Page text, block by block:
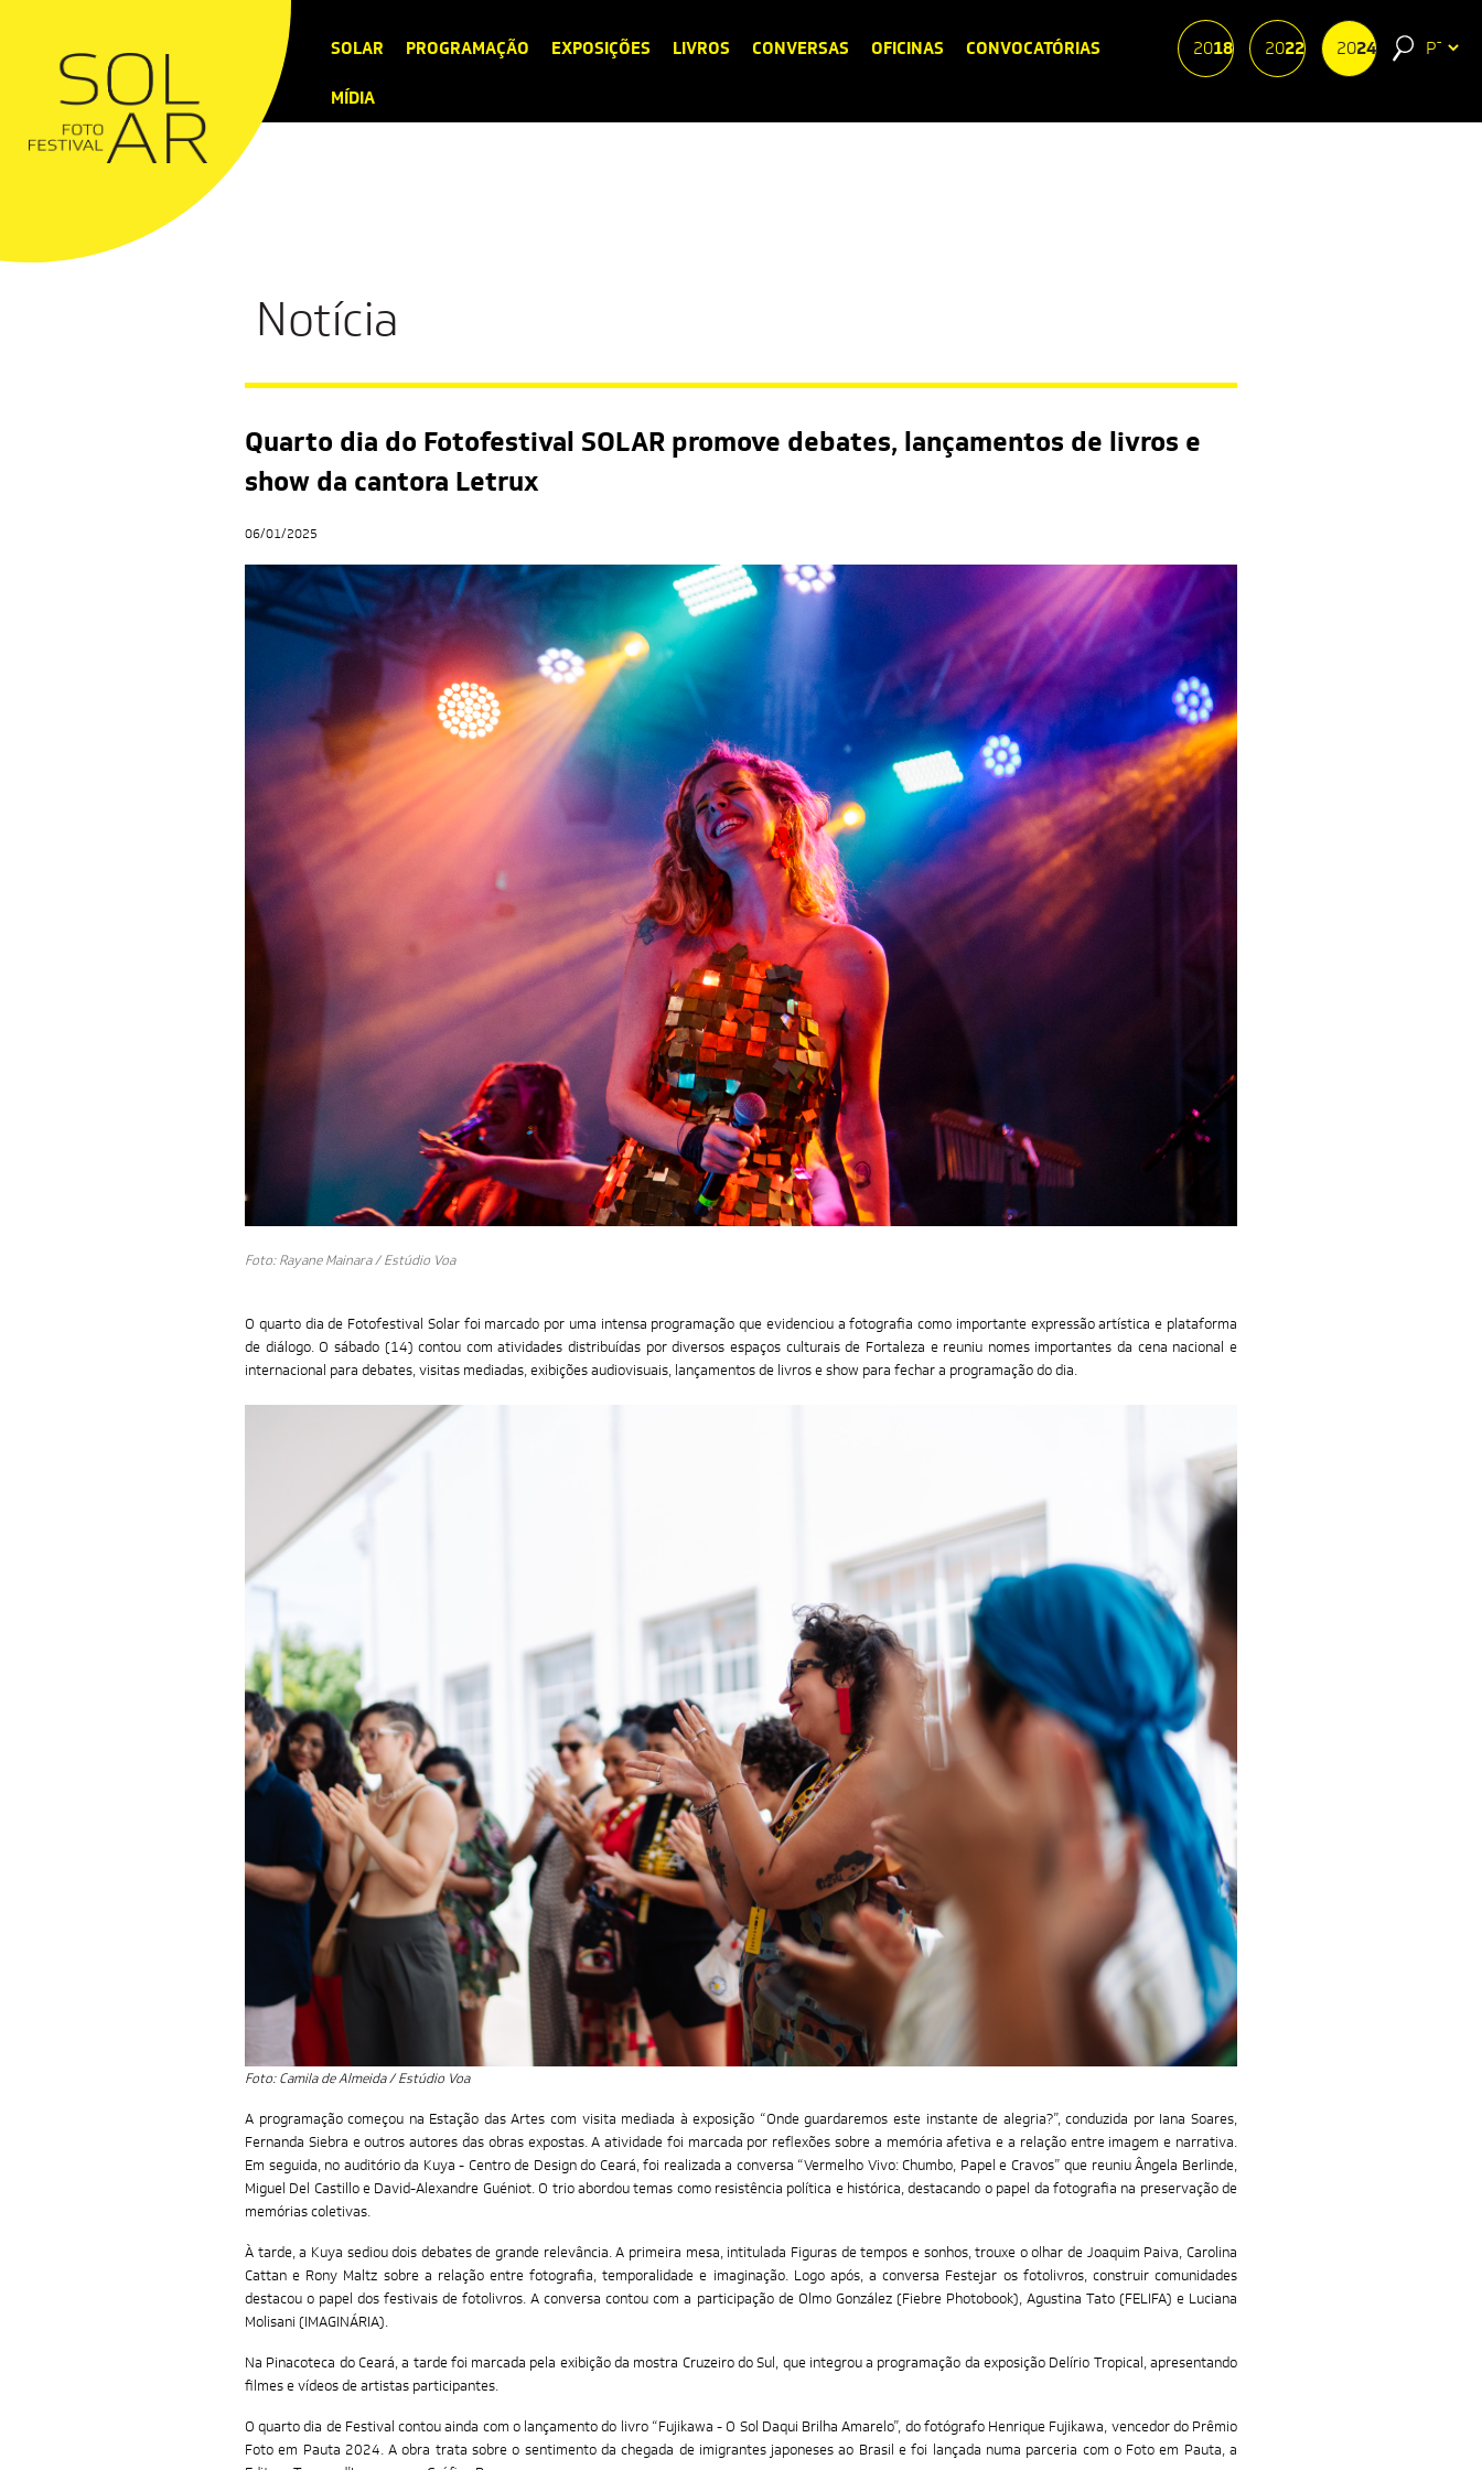
SOLAR PROGRAMAÇÃO EXPOSIÇÕES LIVROS CONVERSAS OFICINAS CONVOCATÓRIAS
MÍDIA
2018 2022 2024
Notícia
Quarto dia do Fotofestival SOLAR promove debates, lançamentos de livros e
show da cantora Letrux
06/01/2025
Foto: Rayane Mainara / Estúdio Voa
O quarto dia de Fotofestival Solar foi marcado por uma intensa programação que evidenciou a fotografia como importante expressão artística e plataforma
de diálogo. O sábado (14) contou com atividades distribuídas por diversos espaços culturais de Fortaleza e reuniu nomes importantes da cena nacional e
internacional para debates, visitas mediadas, exibições audiovisuais, lançamentos de livros e show para fechar a programação do dia.
Foto: Camila de Almeida / Estúdio Voa
A programação começou na Estação das Artes com visita mediada à exposição “Onde guardaremos este instante de alegria?”, conduzida por Iana Soares,
Fernanda Siebra e outros autores das obras expostas. A atividade foi marcada por reflexões sobre a memória afetiva e a relação entre imagem e narrativa.
Em seguida, no auditório da Kuya - Centro de Design do Ceará, foi realizada a conversa “Vermelho Vivo: Chumbo, Papel e Cravos” que reuniu Ângela Berlinde,
Miguel Del Castillo e David-Alexandre Guéniot. O trio abordou temas como resistência política e histórica, destacando o papel da fotografia na preservação de
memórias coletivas.
À tarde, a Kuya sediou dois debates de grande relevância. A primeira mesa, intitulada Figuras de tempos e sonhos, trouxe o olhar de Joaquim Paiva, Carolina
Cattan e Rony Maltz sobre a relação entre fotografia, temporalidade e imaginação. Logo após, a conversa Festejar os fotolivros, construir comunidades
destacou o papel dos festivais de fotolivros. A conversa contou com a participação de Olmo González (Fiebre Photobook), Agustina Tato (FELIFA) e Luciana
Molisani (IMAGINÁRIA).
Na Pinacoteca do Ceará, a tarde foi marcada pela exibição da mostra Cruzeiro do Sul, que integrou a programação da exposição Delírio Tropical, apresentando
filmes e vídeos de artistas participantes.
O quarto dia de Festival contou ainda com o lançamento do livro “Fujikawa - O Sol Daqui Brilha Amarelo”, do fotógrafo Henrique Fujikawa, vencedor do Prêmio
Foto em Pauta 2024. A obra trata sobre o sentimento da chegada de imigrantes japoneses ao Brasil e foi lançada numa parceria com o Foto em Pauta, a